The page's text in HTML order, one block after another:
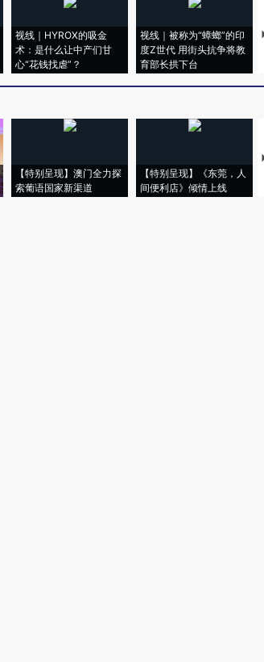
视线｜HYROX的吸金
术：是什么让中产们甘
心“花钱找虐”？
视线｜被称为“蟑螂”的印
度Z世代 用街头抗争将教
育部长拱下台
【特别呈现】澳门全力探
索葡语国家新渠道
【特别呈现】《东莞，人
间便利店》倾情上线